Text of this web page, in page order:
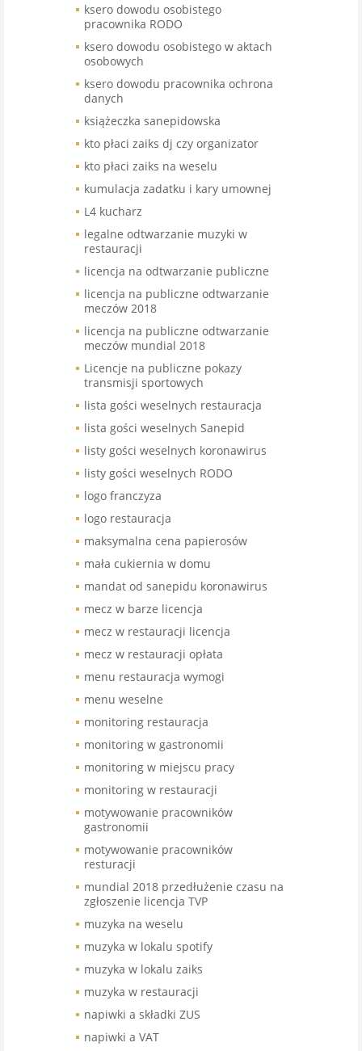
ksero dowodu osobistego
pracownika RODO
ksero dowodu osobistego w aktach
osobowych
ksero dowodu pracownika ochrona
danych
książeczka sanepidowska
kto płaci zaiks dj czy organizator
kto płaci zaiks na weselu
kumulacja zadatku i kary umownej
L4 kucharz
legalne odtwarzanie muzyki w
restauracji
licencja na odtwarzanie publiczne
licencja na publiczne odtwarzanie
meczów 2018
licencja na publiczne odtwarzanie
meczów mundial 2018
Licencje na publiczne pokazy
transmisji sportowych
lista gości weselnych restauracja
lista gości weselnych Sanepid
listy gości weselnych koronawirus
listy gości weselnych RODO
logo franczyza
logo restauracja
maksymalna cena papierosów
mała cukiernia w domu
mandat od sanepidu koronawirus
mecz w barze licencja
mecz w restauracji licencja
mecz w restauracji opłata
menu restauracja wymogi
menu weselne
monitoring restauracja
monitoring w gastronomii
monitoring w miejscu pracy
monitoring w restauracji
motywowanie pracowników
gastronomii
motywowanie pracowników
resturacji
mundial 2018 przedłużenie czasu na
zgłoszenie licencja TVP
muzyka na weselu
muzyka w lokalu spotify
muzyka w lokalu zaiks
muzyka w restauracji
napiwki a składki ZUS
napiwki a VAT